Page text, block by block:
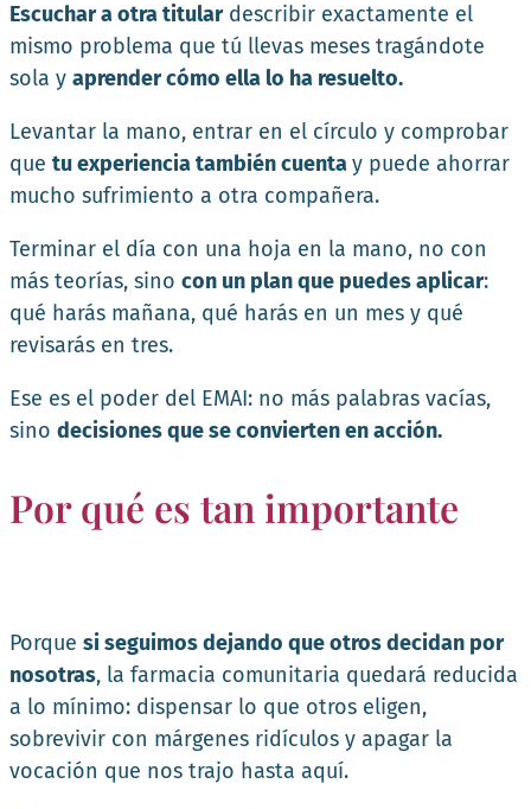
Escuchar a otra titulardescribir exactamente el
mismo problema que tú llevas meses tragándote
sola y aprender cómo ella lo ha resuelto.
Levantar la mano, entrar en el círculo y comprobar
que tu experiencia también cuentay puede ahorrar
mucho sufrimiento a otra compañera.
Terminar el día con una hoja en la mano, no con
más teorías, sino con un plan que puedes aplicar:
qué harás mañana, qué harás en un mes y qué
revisarás en tres.
Ese es el poder del EMAI: no más palabras vacías,
sino decisiones que se convierten en acción.
Por qué es tan importante
Porque si seguimos dejando que otros decidan por
nosotras, la farmacia comunitaria quedará reducida
a lo mínimo: dispensar lo que otros eligen,
sobrevivir con márgenes ridículos y apagar la
vocación que nos trajo hasta aquí.